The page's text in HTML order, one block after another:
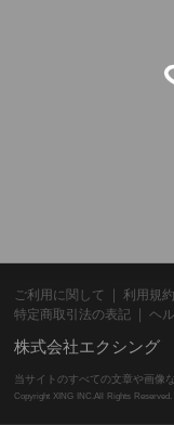
ご利用に関して 利用規約
特定商取引法の表記
ヘ
株式会社エクシング
当サイトのすべての文章や画像
Copyright XING INC.All Rights Reserved.